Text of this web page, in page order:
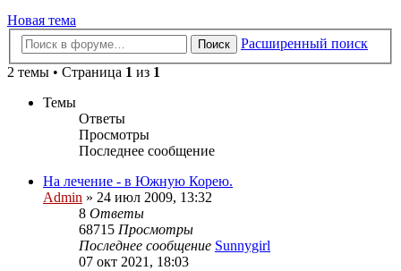
Новая тема
Поиск
Расширенный поиск
2 темы • Страница 1 из 1
Темы
Ответы
Просмотры
Последнее сообщение
На лечение - в Южную Корею.
Admin » 24 июл 2009, 13:32
8 Ответы
68715 Просмотры
Последнее сообщение Sunnygirl
07 окт 2021, 18:03